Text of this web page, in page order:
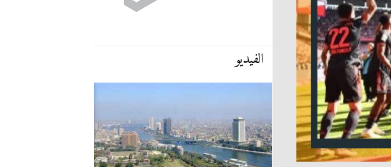
الفيديو